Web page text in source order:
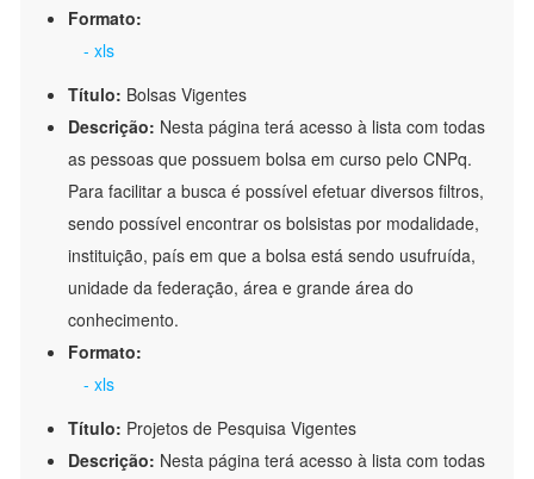
Formato:
- xls
Título: Bolsas Vigentes
Descrição: Nesta página terá acesso à lista com todas
as pessoas que possuem bolsa em curso pelo CNPq.
Para facilitar a busca é possível efetuar diversos filtros,
sendo possível encontrar os bolsistas por modalidade,
instituição, país em que a bolsa está sendo usufruída,
unidade da federação, área e grande área do
conhecimento.
Formato:
- xls
Título: Projetos de Pesquisa Vigentes
Descrição: Nesta página terá acesso à lista com todas